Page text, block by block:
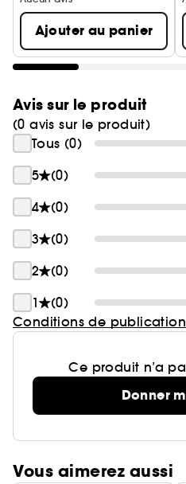
Ajouter au panier
Avis sur le produit
(0 avis sur le produit)
Tous (0)
5
(0)
4
(0)
3
(0)
2
(0)
1
(0)
Conditions de
Ce produit n’a
Donner
Vous aimerez aussi